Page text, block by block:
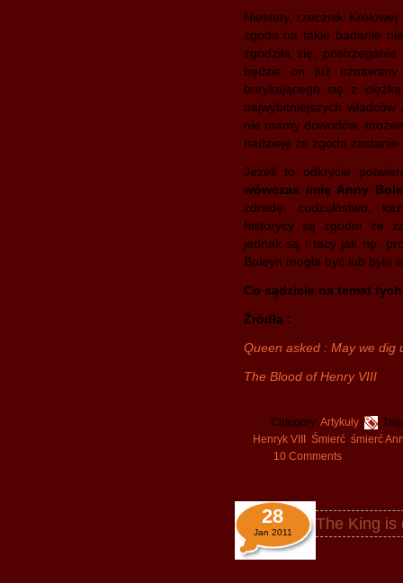
Niestety, rzecznik
zgoda na takie badanie
zgodziła się,
będzie on już uznawany
borykającego się z
najwybitniejszych
nie mamy dowodów,
nadzieję że zgoda zostanie
Jeżeli to odkrycie
wówczas imię Anny
zdradę, cudzołóstwo,
historycy są zgodni że
jednak są i tacy jak np.
Boleyn mogła być lub była
Co sądzicie na temat
Źródła :
Queen asked : May we dig
The Blood of Henry VIII
Category: Artykuły
Henryk VIII
, Śmierć, śmierć
10 Comments
The King is
28
Jan 2011